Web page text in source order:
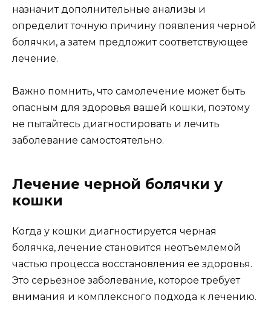
назначит дополнительные анализы и
определит точную причину появления черной
болячки, а затем предложит соответствующее
лечение.
Важно помнить, что самолечение может быть
опасным для здоровья вашей кошки, поэтому
не пытайтесь диагностировать и лечить
заболевание самостоятельно.
Лечение черной болячки у
кошки
Когда у кошки диагностируется черная
болячка, лечение становится неотъемлемой
частью процесса восстановления ее здоровья.
Это серьезное заболевание, которое требует
внимания и комплексного подхода к лечению.